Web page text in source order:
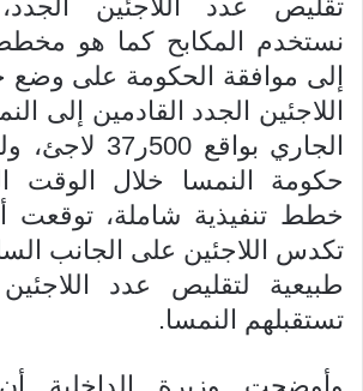
تقليص عدد اللاجئين
نستخدم المكابح كما هو
إلى موافقة الحكومة على
اللاجئين الجدد القادمين إلى
الجاري بواقع
حكومة النمسا خلال الوقت
خطط تنفيذية شاملة،
تكدس اللاجئين على الجانب
طبيعية لتقليص عدد
تستقبلهم النمسا.